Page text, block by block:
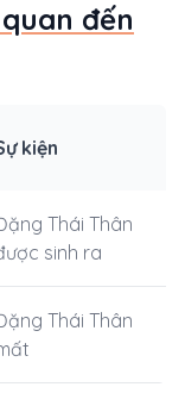
đến
kiện
Thái Thân
sinh ra
Thái Thân